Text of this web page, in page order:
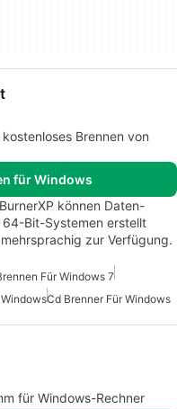
Brennen von
für Windows
können Daten-
Bit-Systemen erstellt
zur Verfügung.
Für Windows 7
Cd Brenner Für Windows
für Windows-Rechner